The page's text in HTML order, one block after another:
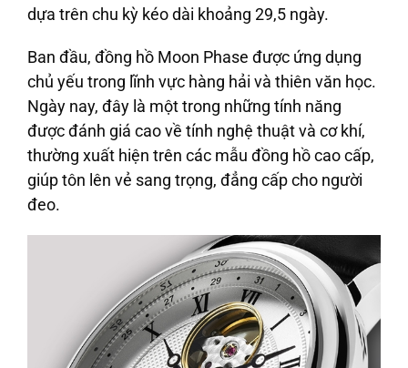
dựa trên chu kỳ kéo dài khoảng 29,5 ngày.
Ban đầu, đồng hồ Moon Phase được ứng dụng
chủ yếu trong lĩnh vực hàng hải và thiên văn học.
Ngày nay, đây là một trong những tính năng
được đánh giá cao về tính nghệ thuật và cơ khí,
thường xuất hiện trên các mẫu đồng hồ cao cấp,
giúp tôn lên vẻ sang trọng, đẳng cấp cho người
đeo.